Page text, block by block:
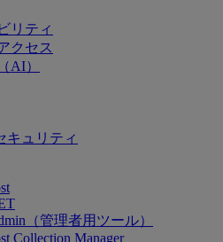
リティ
クセス
AI）
キュリティ
（管理者用ツール）
Collection Manager